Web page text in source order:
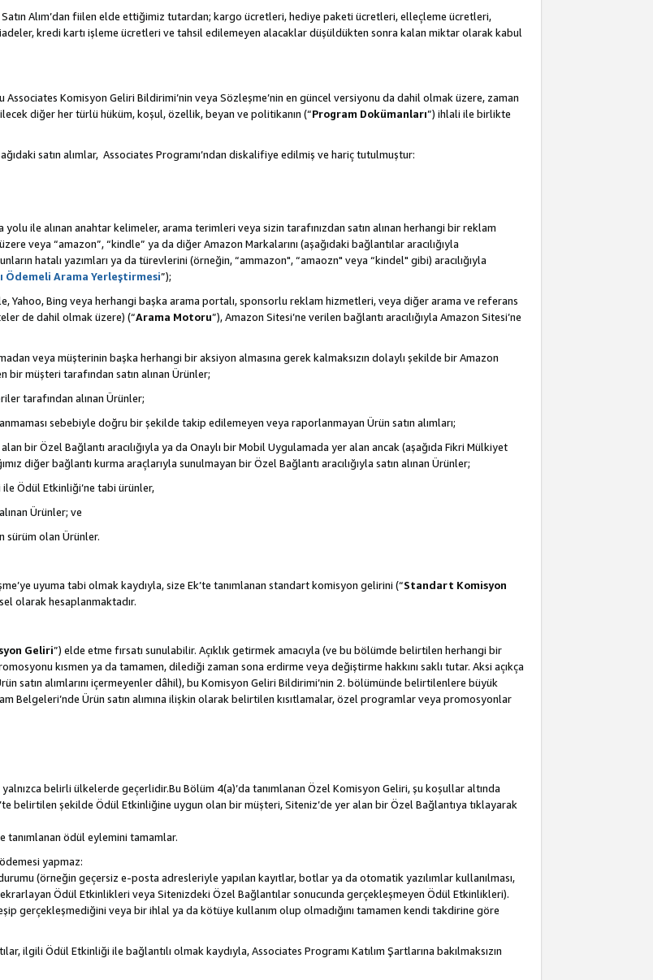
Satın Alım’dan fiilen elde ettiğimiz tutardan; kargo ücretleri, hediye paketi ücretleri, elleçleme ücretleri,
kredi kartı işleme ücretleri ve tahsil edilemeyen alacaklar düşüldükten sonra kalan miktar olarak kabul
Associates Komisyon Geliri Bildirimi’nin veya Sözleşme’nin en güncel versiyonu da dahil olmak üzere, zaman
diğer her türlü hüküm, koşul, özellik, beyan ve politikanın (“Program Dokümanları”) ihlali ile birlikte
satın alımlar, Associates Programı’ndan diskalifiye edilmiş ve hariç tutulmuştur:
yolu ile alınan anahtar kelimeler, arama terimleri veya sizin tarafınızdan satın alınan herhangi bir reklam
veya “amazon”, “kindle” ya da diğer Amazon Markalarını (aşağıdaki bağlantılar aracılığıyla
hatalı yazımları ya da türevlerini (örneğin, “ammazon", “amaozn" veya “kindel" gibi) aracılığıyla
Ödemeli Arama Yerleştirmesi”);
Bing veya herhangi başka arama portalı, sponsorlu reklam hizmetleri, veya diğer arama ve referans
de dahil olmak üzere) (“Arama Motoru”), Amazon Sitesi’ne verilen bağlantı aracılığıyla Amazon Sitesi’ne
veya müşterinin başka herhangi bir aksiyon almasına gerek kalmaksızın dolaylı şekilde bir Amazon
bir müşteri tarafından satın alınan Ürünler;
tarafından alınan Ürünler;
sebebiyle doğru bir şekilde takip edilemeyen veya raporlanmayan Ürün satın alımları;
bir Özel Bağlantı aracılığıyla ya da Onaylı bir Mobil Uygulamada yer alan ancak (aşağıda Fikri Mülkiyet
diğer bağlantı kurma araçlarıyla sunulmayan bir Özel Bağlantı aracılığıyla satın alınan Ürünler;
Ödül Etkinliği’ne tabi ürünler,
Ürünler; ve
sürüm olan Ürünler.
uyuma tabi olmak kaydıyla, size Ek’te tanımlanan standart komisyon gelirini (“Standart Komisyon
olarak hesaplanmaktadır.
Geliri”) elde etme fırsatı sunulabilir. Açıklık getirmek amacıyla (ve bu bölümde belirtilen herhangi bir
kısmen ya da tamamen, dilediği zaman sona erdirme veya değiştirme hakkını saklı tutar. Aksi açıkça
alımlarını içermeyenler dâhil), bu Komisyon Geliri Bildirimi’nin 2. bölümünde belirtilenlere büyük
Belgeleri’nde Ürün satın alımına ilişkin olarak belirtilen kısıtlamalar, özel programlar veya promosyonlar
belirli ülkelerde geçerlidir.Bu Bölüm 4(a)’da tanımlanan Özel Komisyon Geliri, şu koşullar altında
belirtilen şekilde Ödül Etkinliğine uygun olan bir müşteri, Siteniz’de yer alan bir Özel Bağlantıya tıklayarak
tanımlanan ödül eylemini tamamlar.
yapmaz:
(örneğin geçersiz e-posta adresleriyle yapılan kayıtlar, botlar ya da otomatik yazılımlar kullanılması,
Ödül Etkinlikleri veya Sitenizdeki Özel Bağlantılar sonucunda gerçekleşmeyen Ödül Etkinlikleri).
gerçekleşmediğini veya bir ihlal ya da kötüye kullanım olup olmadığını tamamen kendi takdirine göre
ilgili Ödül Etkinliği ile bağlantılı olmak kaydıyla, Associates Programı Katılım Şartlarına bakılmaksızın